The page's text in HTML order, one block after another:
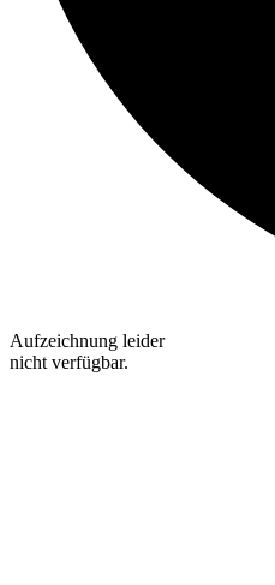
Aufzeichnung leider
nicht verfügbar.